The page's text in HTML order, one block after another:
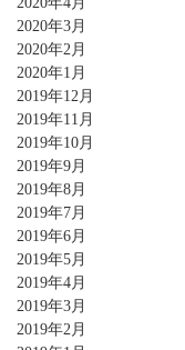
2020年3月
2020年2月
2020年1月
2019年12月
2019年11月
2019年10月
2019年9月
2019年8月
2019年7月
2019年6月
2019年5月
2019年4月
2019年3月
2019年2月